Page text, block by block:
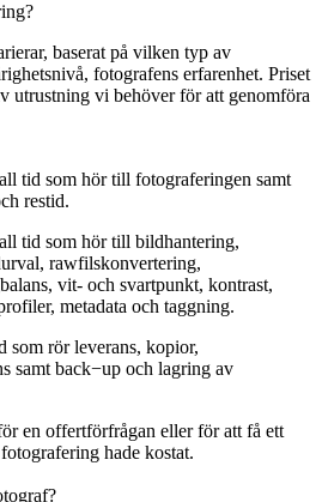
baserat på vilken typ av
fotografens erfarenhet. Priset
utrustning vi behöver för att genomföra
tid som hör till fotograferingen samt
restid.
tid som hör till bildhantering,
rawfilskonvertering,
vit- och svartpunkt, kontrast,
metadata och taggning.
som rör leverans, kopior,
samt back−up och lagring av
en offertförfrågan eller för att få ett
hade kostat.